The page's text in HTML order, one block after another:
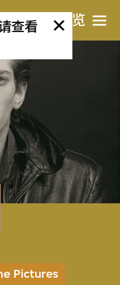
网站导览
查看
Pictures